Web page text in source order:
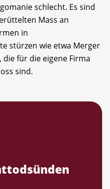
schlecht. Es sind
Mass an
in
stürzen wie etwa Merger
für die eigene Firma
sind.